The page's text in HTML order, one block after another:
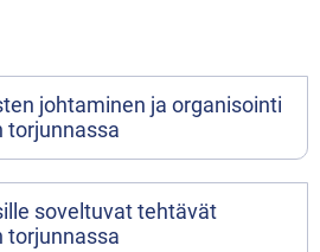
johtaminen ja organisointi
torjunnassa
soveltuvat tehtävät
torjunnassa